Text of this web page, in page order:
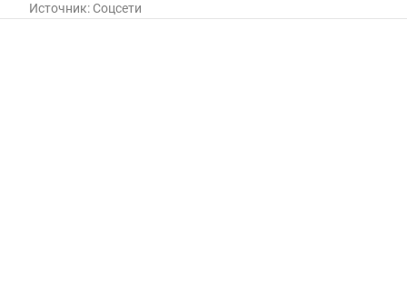
Источник: Соцсети